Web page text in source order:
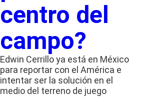
centro del
campo?
Edwin Cerrillo ya está en México
para reportar con el América e
intentar ser la solución en el
medio del terreno de juego